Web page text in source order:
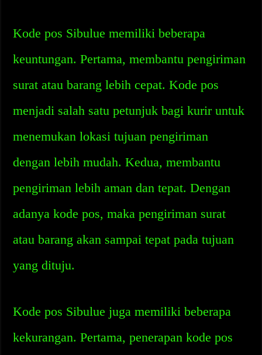
Kode pos Sibulue memiliki beberapa
keuntungan. Pertama, membantu pengiriman
surat atau barang lebih cepat. Kode pos
menjadi salah satu petunjuk bagi kurir untuk
menemukan lokasi tujuan pengiriman
dengan lebih mudah. Kedua, membantu
pengiriman lebih aman dan tepat. Dengan
adanya kode pos, maka pengiriman surat
atau barang akan sampai tepat pada tujuan
yang dituju.
Kode pos Sibulue juga memiliki beberapa
kekurangan. Pertama, penerapan kode pos